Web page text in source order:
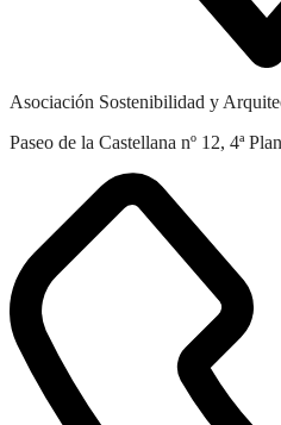
Asociación Sostenibilidad y
Paseo de la Castellana nº 12, 4ª